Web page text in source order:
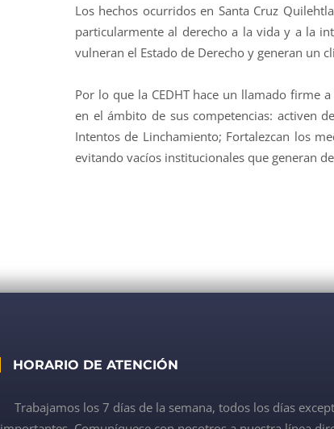
Los hechos ocurridos en Santa Cruz
particularmente al derecho a la vida y a la
vulneran el Estado de Derecho y generan un
Por lo que la CEDHT hace un llamado firme
en el ámbito de sus competencias: activen
Intentos de Linchamiento; Fortalezcan los
evitando vacíos institucionales que generan
HORARIO DE ATENCIÓN
Trabajamos los 7 días de la semana, todos los días